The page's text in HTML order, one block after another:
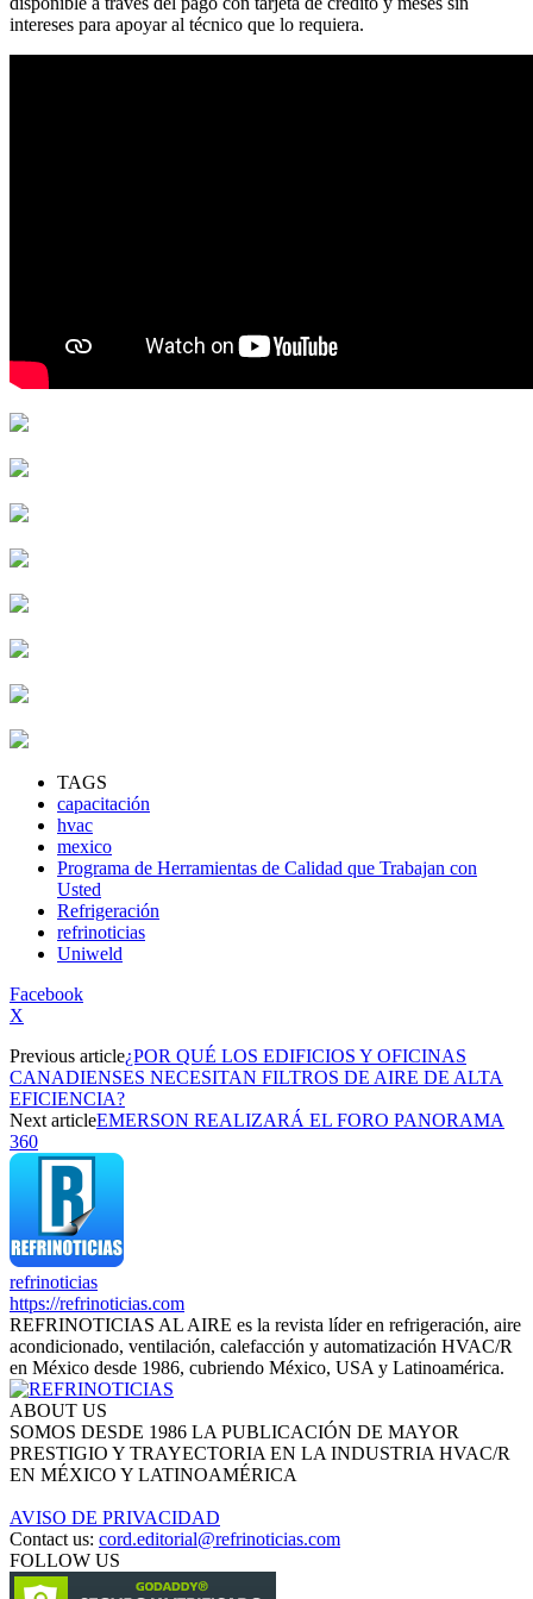
intereses para apoyar al técnico que lo requiera.
TAGS
capacitación
hvac
mexico
Programa de Herramientas de Calidad que Trabajan con
Usted
Refrigeración
refrinoticias
Uniweld
Facebook
X
Previous article¿POR QUÉ LOS EDIFICIOS Y OFICINAS
CANADIENSES NECESITAN FILTROS DE AIRE DE ALTA
EFICIENCIA?
Next articleEMERSON REALIZARÁ EL FORO PANORAMA
360
refrinoticias
https://refrinoticias.com
REFRINOTICIAS AL AIRE es la revista líder en refrigeración, aire
acondicionado, ventilación, calefacción y automatización HVAC/R
en México desde 1986, cubriendo México, USA y Latinoamérica.
ABOUT US
SOMOS DESDE 1986 LA PUBLICACIÓN DE MAYOR
PRESTIGIO Y TRAYECTORIA EN LA INDUSTRIA HVAC/R
EN MÉXICO Y LATINOAMÉRICA
AVISO DE PRIVACIDAD
Contact us: cord.editorial@refrinoticias.com
FOLLOW US